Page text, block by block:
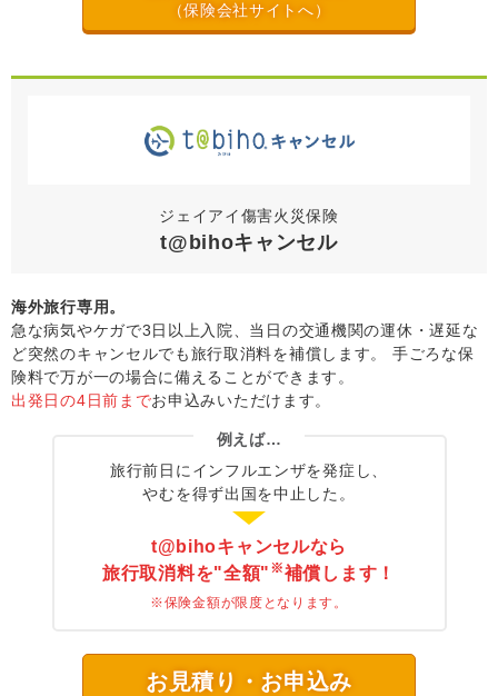
（保険会社サイトへ）
ジェイアイ傷害火災保険
t@bihoキャンセル
海外旅行専用。
急な病気やケガで3日以上入院、当日の交通機関の運休・遅延な
ど突然のキャンセルでも旅行取消料を補償します。 手ごろな保
険料で万が一の場合に備えることができます。
出発日の4日前までお申込みいただけます。
例えば…
旅行前日にインフルエンザを発症し、
やむを得ず出国を中止した。
t@bihoキャンセルなら
旅行取消料を"全額" ※補償します！
※保険金額が限度となります。
お見積り・お申込み